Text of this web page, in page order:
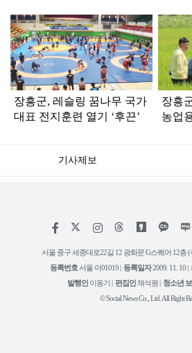
탑
라
인
장흥군, 레슬링 꿈나무 국가
대표 전지훈련 열기 ‘후끈’
장흥
농업
기사제보
페
스
인
타
램
서울 중구 세종대로22길 12 광화문 G스퀘어 12층 (
등록번호 서울 아01019 | 등록일자2009. 11. 10 |
발행인 이동기 | 편집인채석원 | 청소년
© Social News Co., Ltd. All Right